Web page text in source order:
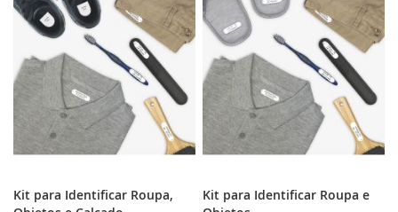
Kit para Identificar Roupa,
Kit para Identificar Roupa e